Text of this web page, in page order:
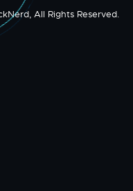
All Rights Reserved.